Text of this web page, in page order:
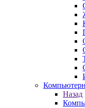
Назад